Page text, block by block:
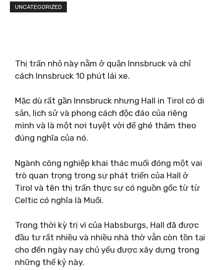
UNCATEGORIZED
Thị trấn nhỏ này nằm ở quận Innsbruck và chỉ
cách Innsbruck 10 phút lái xe.
Mặc dù rất gần Innsbruck nhưng Hall in Tirol có di
sản, lịch sử và phong cách độc đáo của riêng
mình và là một nơi tuyệt vời để ghé thăm theo
đúng nghĩa của nó.
Ngành công nghiệp khai thác muối đóng một vai
trò quan trọng trong sự phát triển của Hall ở
Tirol và tên thị trấn thực sự có nguồn gốc từ từ
Celtic có nghĩa là Muối.
Trong thời kỳ trị vì của Habsburgs, Hall đã được
đầu tư rất nhiều và nhiều nhà thờ vẫn còn tồn tại
cho đến ngày nay chủ yếu được xây dựng trong
những thế kỷ này.